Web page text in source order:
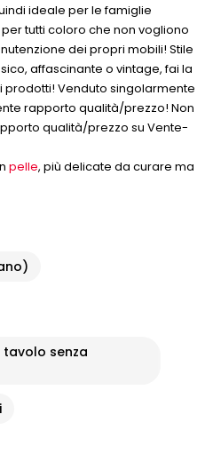
ideale per le famiglie
tutti coloro che non vogliono
dei propri mobili! Stile
affascinante o vintage, fai la
Venduto singolarmente
rapporto qualità/prezzo! Non
qualità/prezzo su Vente-
pelle, più delicate da curare ma
senza